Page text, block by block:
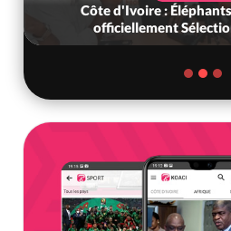
Côte d'Ivoire :
officiellement